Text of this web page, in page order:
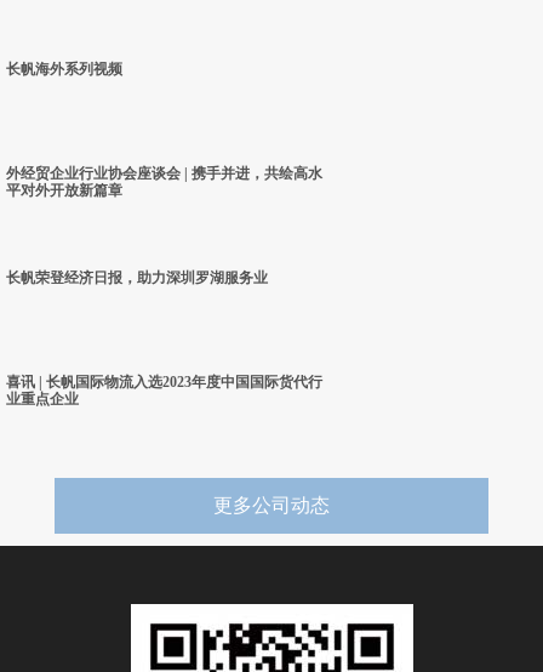
长帆海外系列视频
外经贸企业行业协会座谈会 | 携手并进，共绘高水
平对外开放新篇章
长帆荣登经济日报，助力深圳罗湖服务业
喜讯 | 长帆国际物流入选2023年度中国国际货代行
业重点企业
更多公司动态